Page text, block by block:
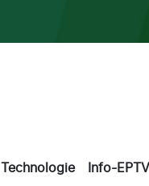
Technologie Info-EPTV